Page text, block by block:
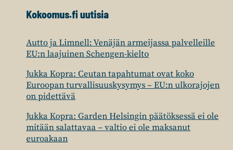
Kokoomus.fi uutisia
Autto ja Limnell: Venäjän armeijassa palvelleille
EU:n laajuinen Schengen-kielto
Jukka Kopra: Ceutan tapahtumat ovat koko
Euroopan turvallisuuskysymys – EU:n ulkorajojen
on pidettävä
Jukka Kopra: Garden Helsingin päätöksessä ei ole
mitään salattavaa – valtio ei ole maksanut
euroakaan